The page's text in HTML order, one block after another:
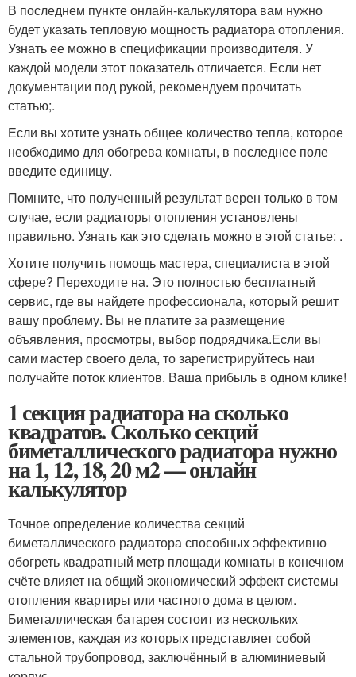
В последнем пункте онлайн-калькулятора вам нужно
будет указать тепловую мощность радиатора отопления.
Узнать ее можно в спецификации производителя. У
каждой модели этот показатель отличается. Если нет
документации под рукой, рекомендуем прочитать
статью;.
Если вы хотите узнать общее количество тепла, которое
необходимо для обогрева комнаты, в последнее поле
введите единицу.
Помните, что полученный результат верен только в том
случае, если радиаторы отопления установлены
правильно. Узнать как это сделать можно в этой статье: .
Хотите получить помощь мастера, специалиста в этой
сфере? Переходите на. Это полностью бесплатный
сервис, где вы найдете профессионала, который решит
вашу проблему. Вы не платите за размещение
объявления, просмотры, выбор подрядчика.Если вы
сами мастер своего дела, то зарегистрируйтесь наи
получайте поток клиентов. Ваша прибыль в одном клике!
1 секция радиатора на сколько
квадратов. Сколько секций
биметаллического радиатора нужно
на 1, 12, 18, 20 м2 — онлайн
калькулятор
Точное определение количества секций
биметаллического радиатора способных эффективно
обогреть квадратный метр площади комнаты в конечном
счёте влияет на общий экономический эффект системы
отопления квартиры или частного дома в целом.
Биметаллическая батарея состоит из нескольких
элементов, каждая из которых представляет собой
стальной трубопровод, заключённый в алюминиевый